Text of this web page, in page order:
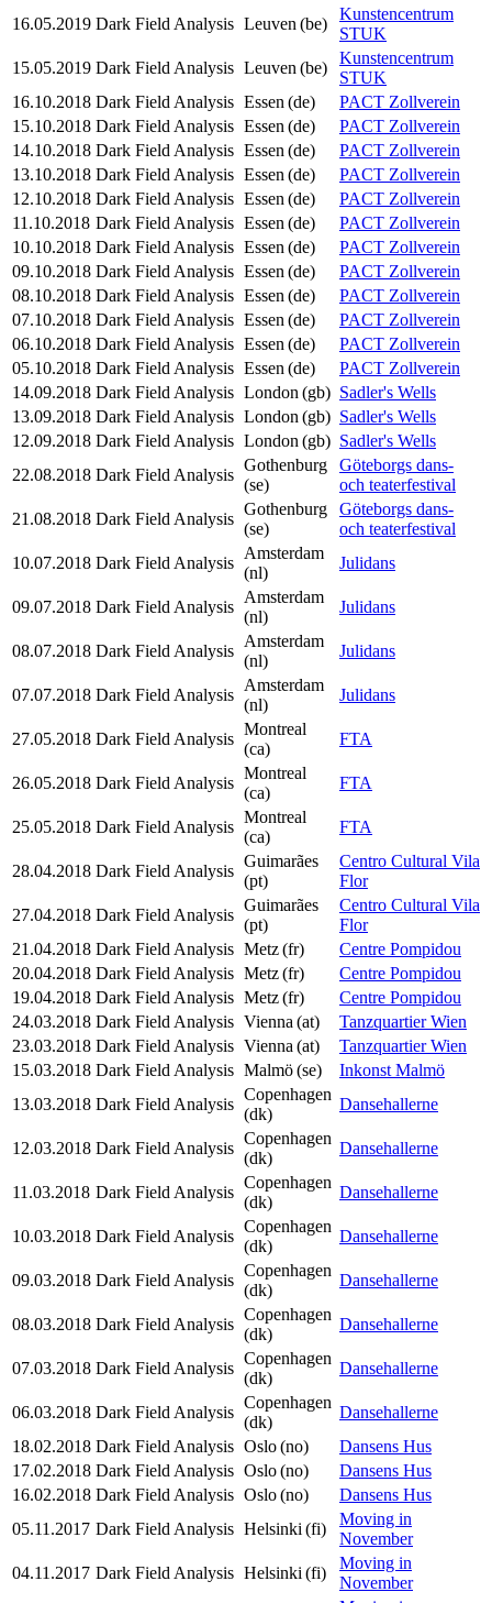
16.05.2019 Dark Field Analysis Leuven (be)
Kunstencentrum
STUK
15.05.2019 Dark Field Analysis Leuven (be)
Kunstencentrum
STUK
16.10.2018 Dark Field Analysis Essen (de)
PACT Zollverein
15.10.2018 Dark Field Analysis Essen (de)
PACT Zollverein
14.10.2018 Dark Field Analysis Essen (de)
PACT Zollverein
13.10.2018 Dark Field Analysis Essen (de)
PACT Zollverein
12.10.2018 Dark Field Analysis Essen (de)
PACT Zollverein
11.10.2018 Dark Field Analysis Essen (de)
PACT Zollverein
10.10.2018 Dark Field Analysis Essen (de)
PACT Zollverein
09.10.2018 Dark Field Analysis Essen (de)
PACT Zollverein
08.10.2018 Dark Field Analysis Essen (de)
PACT Zollverein
07.10.2018 Dark Field Analysis Essen (de)
PACT Zollverein
06.10.2018 Dark Field Analysis Essen (de)
PACT Zollverein
05.10.2018 Dark Field Analysis Essen (de)
PACT Zollverein
14.09.2018 Dark Field Analysis London (gb) Sadler's Wells
13.09.2018 Dark Field Analysis London (gb) Sadler's Wells
12.09.2018 Dark Field Analysis London (gb) Sadler's Wells
22.08.2018 Dark Field Analysis
Gothenburg
(se)
Göteborgs dans-
och teaterfestival
21.08.2018 Dark Field Analysis
Gothenburg
(se)
Göteborgs dans-
och teaterfestival
10.07.2018 Dark Field Analysis
Amsterdam
(nl)
Julidans
09.07.2018 Dark Field Analysis
Amsterdam
(nl)
Julidans
08.07.2018 Dark Field Analysis
Amsterdam
(nl)
Julidans
07.07.2018 Dark Field Analysis
Amsterdam
(nl)
Julidans
27.05.2018 Dark Field Analysis
Montreal
(ca)
FTA
26.05.2018 Dark Field Analysis
Montreal
(ca)
FTA
25.05.2018 Dark Field Analysis
Montreal
(ca)
FTA
28.04.2018 Dark Field Analysis
Guimarães
(pt)
Centro Cultural Vila
Flor
27.04.2018 Dark Field Analysis
Guimarães
(pt)
Centro Cultural Vila
Flor
21.04.2018 Dark Field Analysis Metz(fr)
Centre Pompidou
20.04.2018 Dark Field Analysis Metz(fr)
Centre Pompidou
19.04.2018 Dark Field Analysis Metz(fr)
Centre Pompidou
24.03.2018 Dark Field Analysis Vienna (at)
Tanzquartier Wien
23.03.2018 Dark Field Analysis Vienna (at)
Tanzquartier Wien
15.03.2018 Dark Field Analysis Malmö(se)
Inkonst Malmö
13.03.2018 Dark Field Analysis
Copenhagen
(dk)
Dansehallerne
12.03.2018 Dark Field Analysis
Copenhagen
(dk)
Dansehallerne
11.03.2018 Dark Field Analysis
Copenhagen
(dk)
Dansehallerne
10.03.2018 Dark Field Analysis
Copenhagen
(dk)
Dansehallerne
09.03.2018 Dark Field Analysis
Copenhagen
(dk)
Dansehallerne
08.03.2018 Dark Field Analysis
Copenhagen
(dk)
Dansehallerne
07.03.2018 Dark Field Analysis
Copenhagen
(dk)
Dansehallerne
06.03.2018 Dark Field Analysis
Copenhagen
(dk)
Dansehallerne
18.02.2018 Dark Field Analysis Oslo(no)
Dansens Hus
17.02.2018 Dark Field Analysis Oslo(no)
Dansens Hus
16.02.2018 Dark Field Analysis Oslo(no)
Dansens Hus
05.11.2017 Dark Field Analysis Helsinki (fi)
Moving in
November
04.11.2017 Dark Field Analysis Helsinki (fi)
Moving in
November